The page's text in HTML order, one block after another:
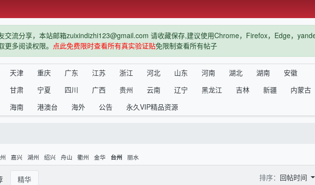
交流分享，本站邮箱zuixindizhi123@gmail.com 请收藏保存,建议使用Chrome，Firefox，Edge，
多阅读权限。 点此免费限时查看所有真实验证贴免限制查看所有帖子
天津 重庆 广东 江苏 浙江 河北 山东 河南 湖北 湖南
安徽
甘肃 宁夏 四川 广西 贵州 云南 辽宁 黑龙江 吉林 新疆
内蒙古
海南 港澳台 海外 公告 永久VIP精品资源
嘉兴 湖州 绍兴 舟山 衢州 金华 台州 丽水
精华 排序： 回帖时间